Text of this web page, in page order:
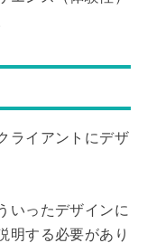
ライアントにデザ
いったデザインに
明する必要があり